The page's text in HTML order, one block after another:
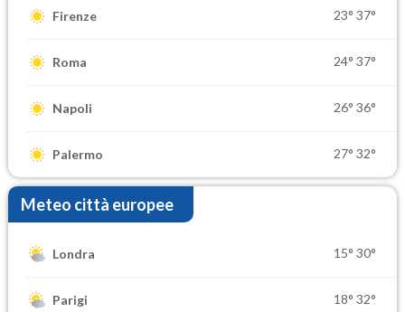
Firenze 23° 37°
Roma 24° 37°
Napoli 26° 36°
Palermo 27° 32°
Meteo città europee
Londra 15° 30°
Parigi 18° 32°